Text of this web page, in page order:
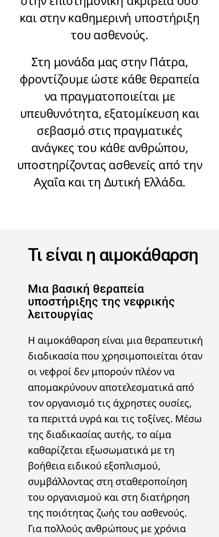
και στην καθημερινή υποστήριξη
του ασθενούς.
Στη μονάδα μας στην Πάτρα,
φροντίζουμε ώστε κάθε θεραπεία
να πραγματοποιείται με
υπευθυνότητα, εξατομίκευση και
σεβασμό στις πραγματικές
ανάγκες του κάθε ανθρώπου,
υποστηρίζοντας ασθενείς από την
Αχαΐα και τη Δυτική Ελλάδα.
Τι είναι η αιμοκάθαρση
Μια βασική θεραπεία
υποστήριξης της νεφρικής
λειτουργίας
Η αιμοκάθαρση είναι μια θεραπευτική
διαδικασία που χρησιμοποιείται όταν
οι νεφροί δεν μπορούν πλέον να
απομακρύνουν αποτελεσματικά από
τον οργανισμό τις άχρηστες ουσίες,
τα περιττά υγρά και τις τοξίνες. Μέσω
της διαδικασίας αυτής, το αίμα
καθαρίζεται εξωσωματικά με τη
βοήθεια ειδικού εξοπλισμού,
συμβάλλοντας στη σταθεροποίηση
του οργανισμού και στη διατήρηση
της ποιότητας ζωής του ασθενούς.
Για πολλούς ανθρώπους με χρόνια